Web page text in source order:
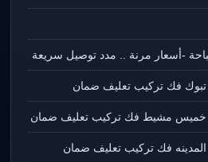
-أسعار مرنة .. مدد توصيل سريعة
فك تركيب تعليف ضمان
خميس مشيط فك تركيب تعليف ضمان
فك تركيب تعليف ضمان